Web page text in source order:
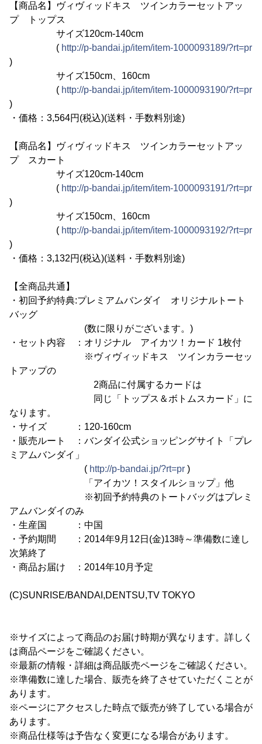
【商品名】ヴィヴィッドキス ツインカラーセットアッ
プ トップス
サイズ120cm-140cm
( http://p-bandai.jp/item/item-1000093189/?rt=pr
)
サイズ150cm、160cm
( http://p-bandai.jp/item/item-1000093190/?rt=pr
)
・価格：3,564円(税込)(送料・手数料別途)
【商品名】ヴィヴィッドキス ツインカラーセットアッ
プ スカート
サイズ120cm-140cm
( http://p-bandai.jp/item/item-1000093191/?rt=pr
)
サイズ150cm、160cm
( http://p-bandai.jp/item/item-1000093192/?rt=pr
)
・価格：3,132円(税込)(送料・手数料別途)
【全商品共通】
・初回予約特典:プレミアムバンダイ オリジナルトート
バッグ
(数に限りがございます。)
・セット内容 ：オリジナル アイカツ！カード 1枚付
※ヴィヴィッドキス ツインカラーセッ
トアップの
2商品に付属するカードは
同じ「トップス＆ボトムスカード」に
なります。
・サイズ ：120-160cm
・販売ルート ：バンダイ公式ショッピングサイト「プレ
ミアムバンダイ」
( http://p-bandai.jp/?rt=pr )
「アイカツ！スタイルショップ」他
※初回予約特典のトートバッグはプレミ
アムバンダイのみ
・生産国 ：中国
・予約期間 ：2014年9月12日(金)13時～準備数に達し
次第終了
・商品お届け ：2014年10月予定
(C)SUNRISE/BANDAI,DENTSU,TV TOKYO
※サイズによって商品のお届け時期が異なります。詳しく
は商品ページをご確認ください。
※最新の情報・詳細は商品販売ページをご確認ください。
※準備数に達した場合、販売を終了させていただくことが
あります。
※ページにアクセスした時点で販売が終了している場合が
あります。
※商品仕様等は予告なく変更になる場合があります。